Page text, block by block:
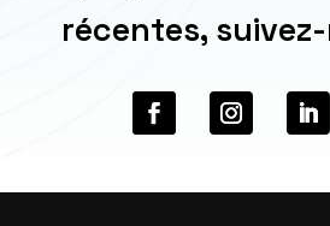
récentes,